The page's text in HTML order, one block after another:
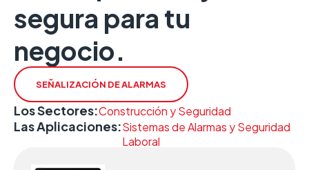
segura para tu
negocio.
SEÑALIZACIÓN DE ALARMAS
Los Sectores:Construcción y Seguridad
Las Aplicaciones:Sistemas de Alarmas y Seguridad
Laboral